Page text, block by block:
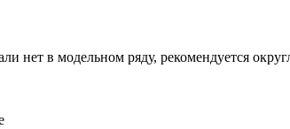
нет в модельном ряду, рекомендуется